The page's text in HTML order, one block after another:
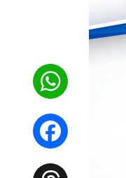
WhatsApp
Facebook